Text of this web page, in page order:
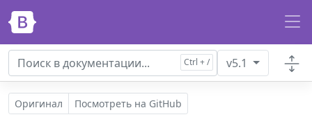
Перейти к основному содержанию
v5.1
Оригинал Посмотреть на GitHub